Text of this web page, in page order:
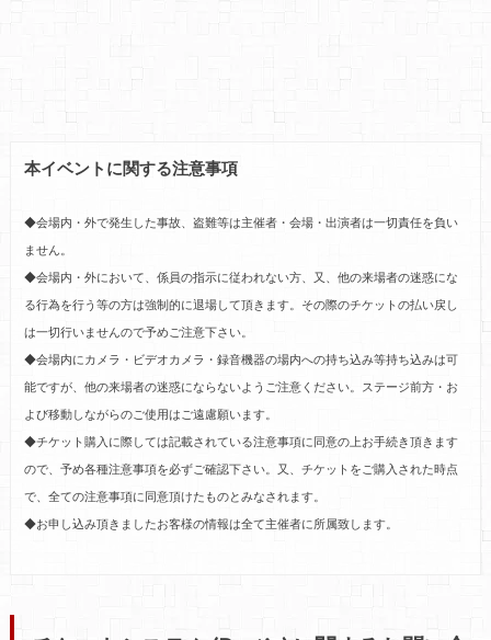
本イベントに関する注意事項
◆会場内・外で発生した事故、盗難等は主催者・会場・出演者は一切責任を負い
ません。
◆会場内・外において、係員の指示に従われない方、又、他の来場者の迷惑にな
る行為を行う等の方は強制的に退場して頂きます。その際のチケットの払い戻し
は一切行いませんので予めご注意下さい。
◆会場内にカメラ・ビデオカメラ・録音機器の場内への持ち込み等持ち込みは可
能ですが、他の来場者の迷惑にならないようご注意ください。ステージ前方・お
よび移動しながらのご使用はご遠慮願います。
◆チケット購入に際しては記載されている注意事項に同意の上お手続き頂きます
ので、予め各種注意事項を必ずご確認下さい。又、チケットをご購入された時点
で、全ての注意事項に同意頂けたものとみなされます。
◆お申し込み頂きましたお客様の情報は全て主催者に所属致します。